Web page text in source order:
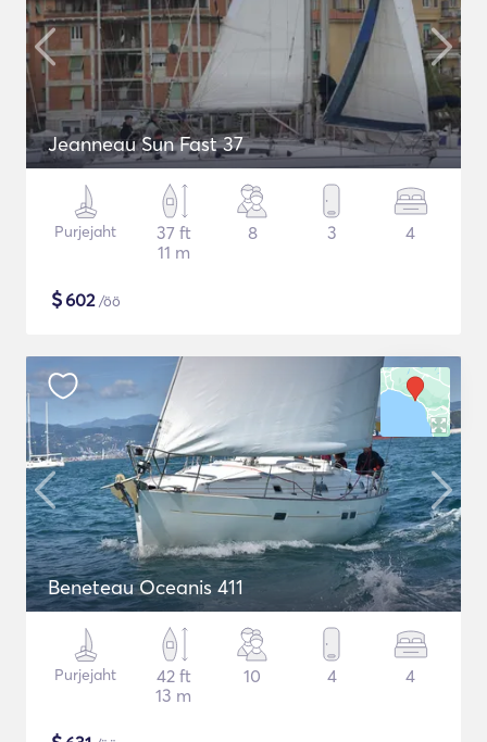
Jeanneau Sun Fast 37
Purjejaht
37 ft
11 m
8 3 4
$602/öö
Beneteau Oceanis 411
Purjejaht
42 ft
13 m
10 4 4